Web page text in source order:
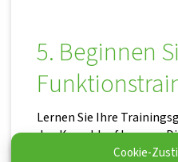
Cookie-
5. Beginnen
Lernen Sie Ihre
den Kursablauf kennen.
dokumentieren Sie mit